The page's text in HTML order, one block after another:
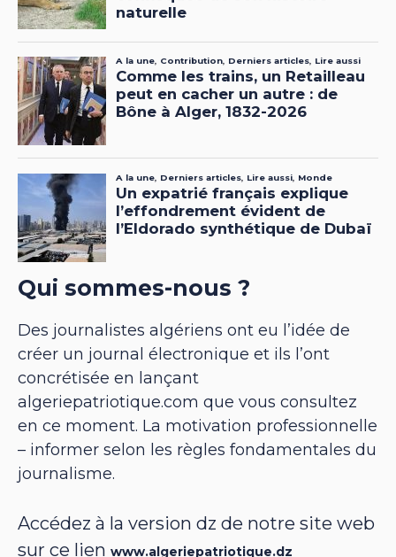
Qui sommes-nous ?
Des journalistes algériens ont eu l’idée de
créer un journal électronique et ils l’ont
concrétisée en lançant
algeriepatriotique.com que vous consultez
en ce moment. La motivation professionnelle
– informer selon les règles fondamentales du
journalisme.
Accédez à la version dz de notre site web
sur ce lien www.algeriepatriotique.dz